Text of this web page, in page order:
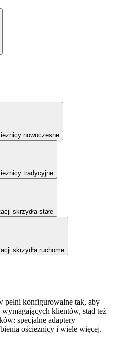
nowoczesne
tradycyjne
skrzydła stałe
skrzydła ruchome
pełni konfigurowalne tak, aby
klientów, stąd też
specjalne adaptery
ościeżnicy i wiele więcej.